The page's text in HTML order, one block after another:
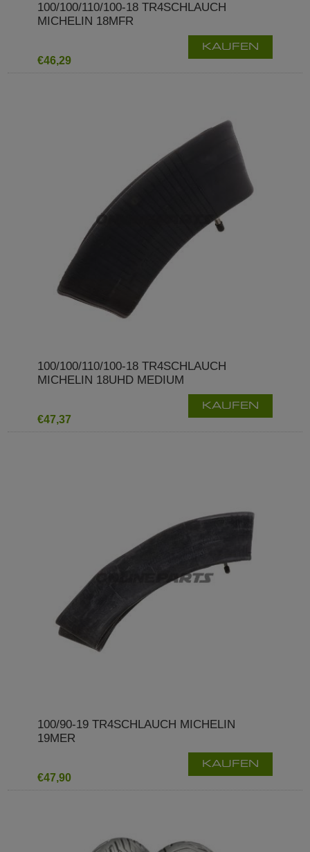
100/100/110/100-18 TR4SCHLAUCH
MICHELIN 18MFR
€46,29
KAUFEN
100/100/110/100-18 TR4SCHLAUCH
MICHELIN 18UHD MEDIUM
€47,37
KAUFEN
100/90-19 TR4SCHLAUCH MICHELIN
19MER
€47,90
KAUFEN